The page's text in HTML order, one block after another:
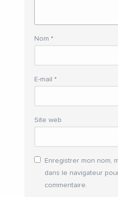
Nom *
E-mail *
Site web
Enregistrer mon nom,
dans le navigateur
commentaire.